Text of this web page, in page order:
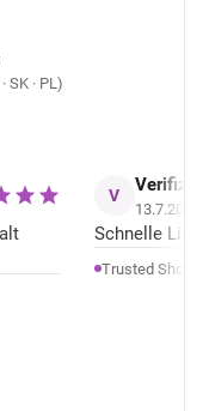
SK · PL)
V
13.7.2026
Schnelle
Trusted Shops